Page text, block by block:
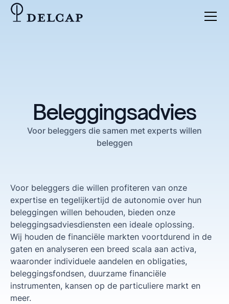
Beleggingsadvies
Voor beleggers die samen met experts willen
beleggen
Voor beleggers die willen profiteren van onze
expertise en tegelijkertijd de autonomie over hun
beleggingen willen behouden, bieden onze
beleggingsadviesdiensten een ideale oplossing.
Wij houden de financiële markten voortdurend in de
gaten en analyseren een breed scala aan activa,
waaronder individuele aandelen en obligaties,
beleggingsfondsen, duurzame financiële
instrumenten, kansen op de particuliere markt en
meer.